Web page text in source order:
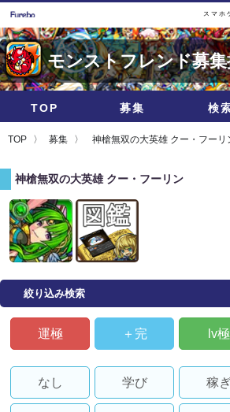
スマホ
モンストフレンド募集
TOP 募集 検
TOP 募集 神槍無双の大英雄 クー・フーリ
神槍無双の大英雄 クー・フーリン
絞り込み検索
運極 ＋完 lv極
なし 学び 稼